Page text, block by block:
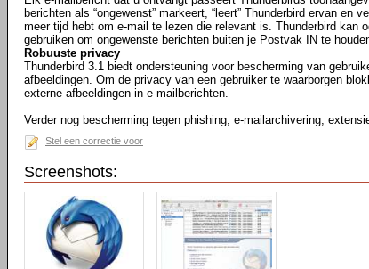
berichten als “ongewenst” markeert, “leert” Thunderbird ervan en
meer tijd hebt om e-mail te lezen die relevant is. Thunderbird kan
gebruiken om ongewenste berichten buiten je Postvak IN te
Robuuste privacy
Thunderbird 3.1 biedt ondersteuning voor bescherming van
afbeeldingen. Om de privacy van een gebruiker te waarborgen
externe afbeeldingen in e-mailberichten.
Verder nog bescherming tegen phishing, e-mailarchivering,
Stel een correctie voor
Screenshots: